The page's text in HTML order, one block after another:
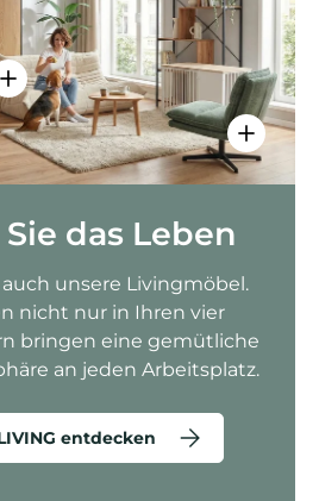
anzeigen - Sitzolo 2
das Leben
unsere Livingmöbel.
nicht nur in Ihren vier
bringen eine gemütliche
an jeden Arbeitsplatz.
entdecken